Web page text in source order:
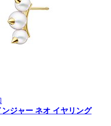
ンジャー ネオ イヤリング